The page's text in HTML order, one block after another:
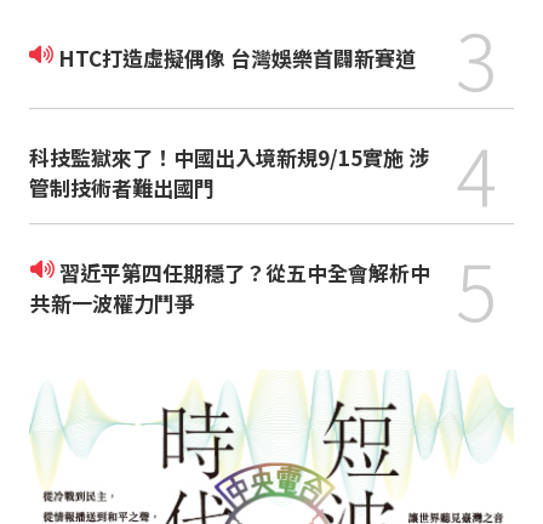
HTC打造虛擬偶像 台灣娛樂首闢新賽道 3
科技監獄來了！中國出入境新規9/15實施 涉
管制技術者難出國門
4
習近平第四任期穩了？從五中全會解析中
共新一波權力鬥爭
5